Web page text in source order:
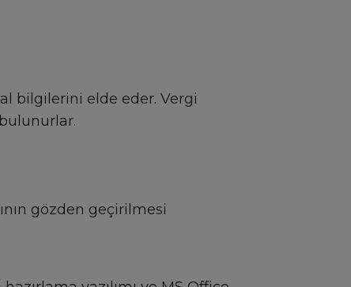
bilgilerini elde eder. Vergi
gözden geçirilmesi